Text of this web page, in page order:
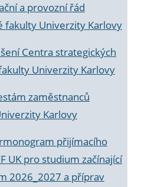
a provozní řád
fakulty Univerzity Karlovy
Centra strategických
Univerzity Karlovy
zaměstnanců
Karlovy
přijímacího
UK pro studium začínající
2026_2027 a příprav